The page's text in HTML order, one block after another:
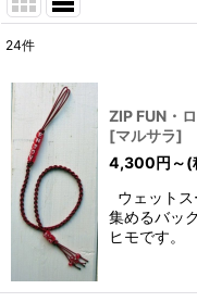
並び順
24件
ZIP FUN・
[マルサラ]
4,300円 ～(
ウェット
集めるバッ
ヒモです